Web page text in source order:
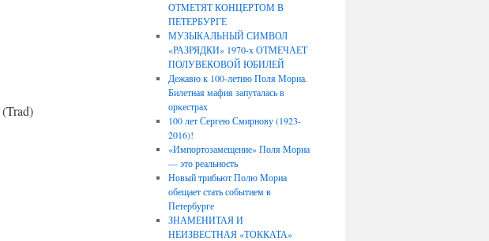
(Trad)
ОТМЕТЯТ КОНЦЕРТОМ В
ПЕТЕРБУРГЕ
МУЗЫКАЛЬНЫЙ СИМВОЛ
«РАЗРЯДКИ» 1970-x ОТМЕЧАЕТ
ПОЛУВЕКОВОЙ ЮБИЛЕЙ
Дежавю к 100-летию Поля Мориа.
Билетная мафия запуталась в
оркестрах
100 лет Сергею Смирнову (1923-
2016)!
«Импортозамещение» Поля Мориа
— это реальность
Новый трибьют Полю Мориа
обещает стать событием в
Петербурге
ЗНАМЕНИТАЯ И
НЕИЗВЕСТНАЯ «ТОККАТА»